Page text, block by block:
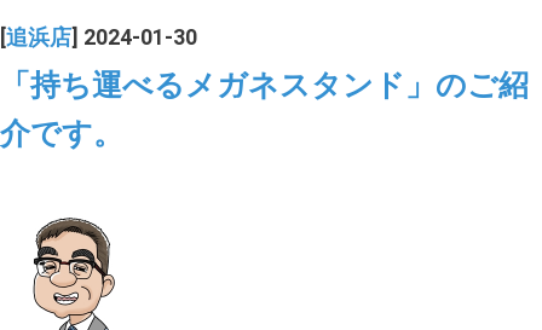
[追浜店] 2024-01-30
「持ち運べるメガネスタンド」のご紹
介です。